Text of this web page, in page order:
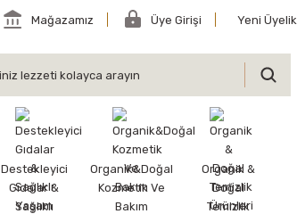
Mağazamız Üye Girişi Yeni Üyelik
Destekleyici
Gıdalar &
Sağlıklı
Organik&Doğal
Kozmetik Ve
Bakım
Organik &
Doğal
Temizlik